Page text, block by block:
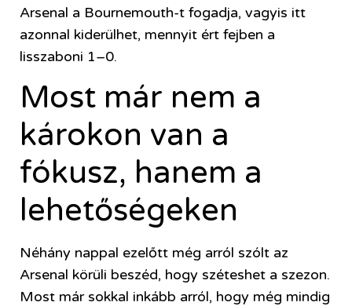
Arsenal a Bournemouth-t fogadja, vagyis itt
azonnal kiderülhet, mennyit ért fejben a
lisszaboni 1–0.
Most már nem a
károkon van a
fókusz, hanem a
lehetőségeken
Néhány nappal ezelőtt még arról szólt az
Arsenal körüli beszéd, hogy széteshet a szezon.
Most már sokkal inkább arról, hogy még mindig